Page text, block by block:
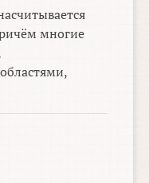
многие